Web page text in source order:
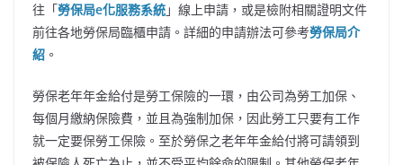
往「勞保局e化服務系統」線上申請，或是檢附相關證明文件
前往各地勞保局臨櫃申請。詳細的申請辦法可參考勞保局介
紹 。
勞保老年年金給付是勞工保險的一環，由公司為勞工加保、
每個月繳納保險費，並且為強制加保，因此勞工只要有工作
就一定要保勞工保險。至於勞保之老年年金給付將可請領到